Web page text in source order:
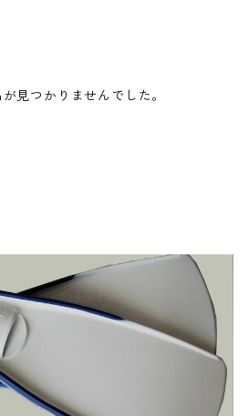
見つかりませんでした。